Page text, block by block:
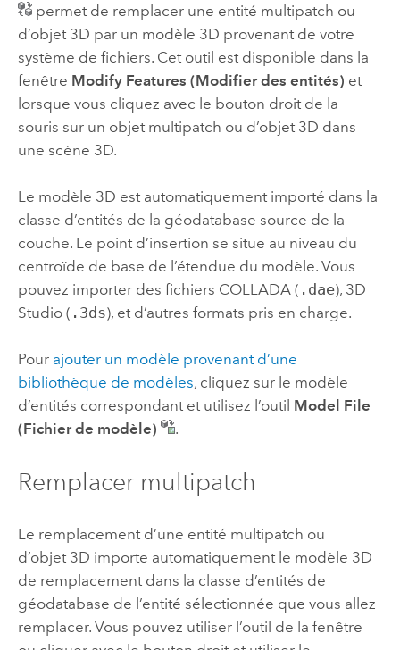
permet de remplacer une entité multipatch ou
d’objet 3D par un modèle 3D provenant de votre
système de fichiers. Cet outil est disponible dans la
fenêtre Modify Features (Modifier des entités) et
lorsque vous cliquez avec le bouton droit de la
souris sur un objet multipatch ou d’objet 3D dans
une scène 3D.
Le modèle 3D est automatiquement importé dans la
classe d’entités de la géodatabase source de la
couche. Le point d’insertion se situe au niveau du
centroïde de base de l’étendue du modèle. Vous
pouvez importer des fichiers COLLADA ( .dae), 3D
Studio ( .3ds), et d’autres formats pris en charge.
Pour ajouter un modèle provenant d’une
bibliothèque de modèles, cliquez sur le modèle
d’entités correspondant et utilisez l’outil Model File
(Fichier de modèle)
.
Remplacer multipatch
Le remplacement d’une entité multipatch ou
d’objet 3D importe automatiquement le modèle 3D
de remplacement dans la classe d’entités de
géodatabase de l’entité sélectionnée que vous allez
remplacer. Vous pouvez utiliser l’outil de la fenêtre